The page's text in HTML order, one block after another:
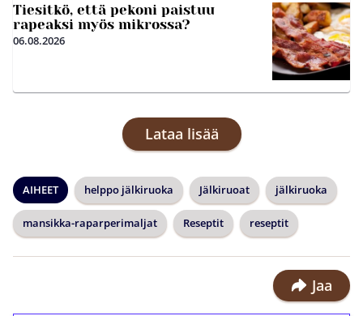
Tiesitkö, että pekoni paistuu
rapeaksi myös mikrossa?
06.08.2026
Lataa lisää
AIHEET helppo jälkiruoka Jälkiruoat jälkiruoka
mansikka-raparperimaljat Reseptit reseptit
Jaa